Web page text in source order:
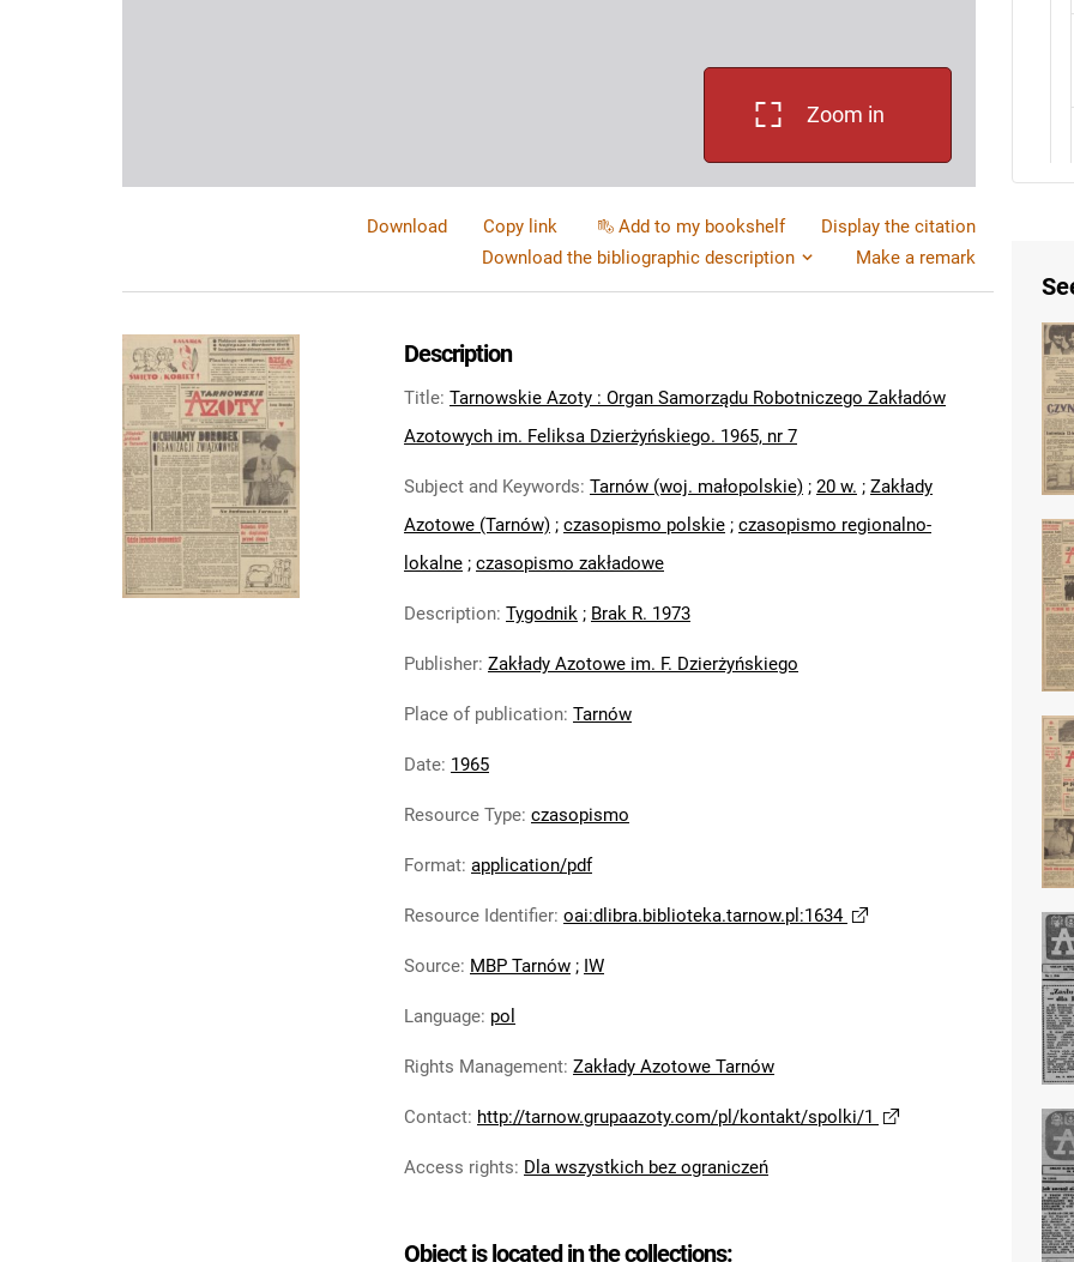
Zoom in
Download Copy link Add to my bookshelf
Display the citation
Download the bibliographic description
Make a remark
Description
Title: Tarnowskie Azoty : Organ Samorządu Robotniczego Zakładów
Azotowych im. Feliksa Dzierżyńskiego. 1965, nr 7
Subject and Keywords: Tarnów (woj. małopolskie) ; 20 w. ; Zakłady
Azotowe (Tarnów) ; czasopismo polskie ; czasopismo regionalno-
lokalne ; czasopismo zakładowe
Description: Tygodnik ; Brak R. 1973
Publisher: Zakłady Azotowe im. F. Dzierżyńskiego
Place of publication: Tarnów
Date: 1965
Resource Type: czasopismo
Format: application/pdf
Resource Identifier: oai:dlibra.biblioteka.tarnow.pl:1634
Source: MBP Tarnów ; IW
Language: pol
Rights Management: Zakłady Azotowe Tarnów
Contact: http://tarnow.grupaazoty.com/pl/kontakt/spolki/1
Access rights: Dla wszystkich bez ograniczeń
Object is located in the collections: